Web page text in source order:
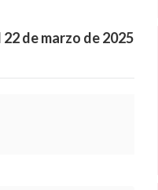
de marzo de 2025